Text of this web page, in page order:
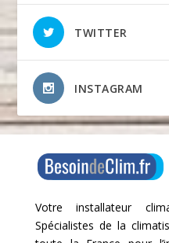
TWITTER
INSTAGRAM
Votre installateur
Spécialistes de la